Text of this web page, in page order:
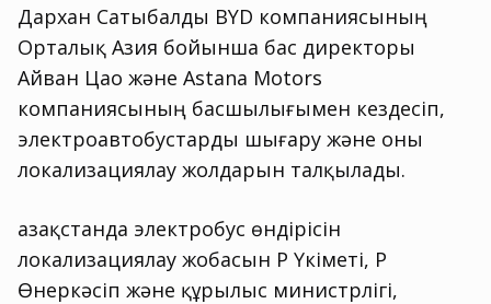
Дархан Сатыбалды BYD компаниясының
Орталық Азия бойынша бас директоры
Айван Цао және Astana Motors
компаниясының басшылығымен кездесіп,
электроавтобустарды шығару және оны
локализациялау жолдарын талқылады.
Қазақстанда электробус өндірісін
локализациялау жобасын ҚР Үкіметі, ҚР
Өнеркәсіп және құрылыс министрлігі,